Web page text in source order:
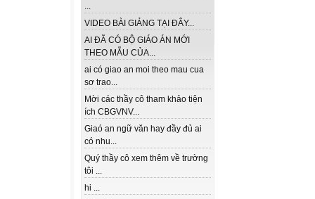
...
VIDEO BÀI GIẢNG TẠI ĐÂY...
AI ĐÃ CÓ BỘ GIÁO ÁN MỚI
THEO MẪU CỦA...
ai có giao an moi theo mau cua
sơ trao...
Mời các thầy cô tham khảo tiện
ích CBGVNV...
Giaó an ngữ văn hay đầy đủ ai
có nhu...
Quý thầy cô xem thêm về trường
tôi ...
hi ...